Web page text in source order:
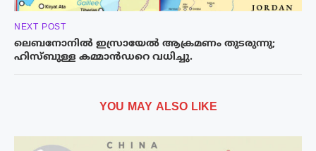
NEXT POST
ലെബനോനിൽ ഇസ്രായേൽ ആക്രമണം തുടരുന്നു;
ഹിസ്ബുള്ള കമ്മാൻഡറെ വധിച്ചു.
YOU MAY ALSO LIKE